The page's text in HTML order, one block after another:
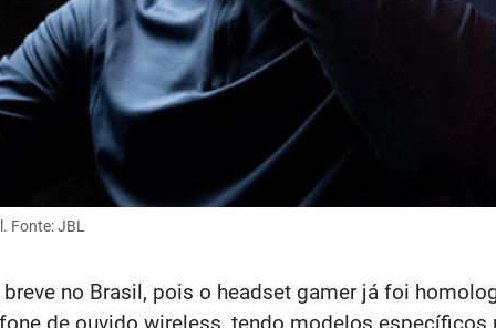
Fonte: JBL
no Brasil, pois o headset gamer já foi